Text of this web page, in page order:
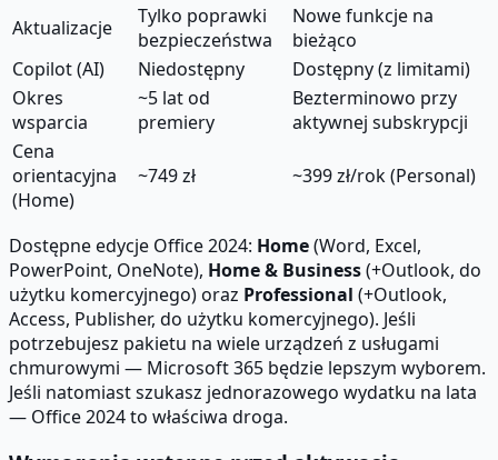
Aktualizacje
Tylko poprawki
bezpieczeństwa
Nowe funkcje na
bieżąco
Copilot (AI)
Niedostępny
Dostępny (z limitami)
Okres
wsparcia
~5 lat od
premiery
Bezterminowo przy
aktywnej subskrypcji
Cena
orientacyjna
(Home)
~749 zł ~399 zł/rok (Personal)
Dostępne edycje Office 2024: Home(Word, Excel,
PowerPoint, OneNote), Home & Business(+Outlook, do
użytku komercyjnego) oraz Professional (+Outlook,
Access, Publisher, do użytku komercyjnego). Jeśli
potrzebujesz pakietu na wiele urządzeń z usługami
chmurowymi — Microsoft 365 będzie lepszym wyborem.
Jeśli natomiast szukasz jednorazowego wydatku na lata
— Office 2024 to właściwa droga.